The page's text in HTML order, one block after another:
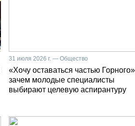
31 июля 2026 г. — Общество
«Хочу оставаться частью
зачем молодые специалисты
выбирают целевую аспирантуру